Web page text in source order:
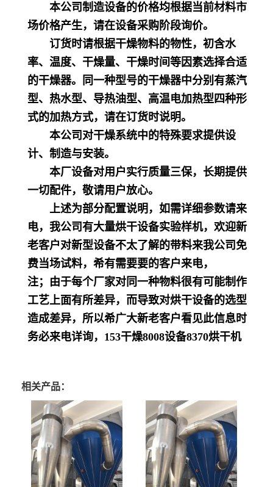
本公司制造设备的价格均根据当前材料市
场价格产生，请在设备采购阶段询价。
订货时请根据干燥物料的物性，初含水
率、温度、干燥量、干燥时间等因素选择合适
的干燥器。同一种型号的干燥器中分别有蒸汽
型、热水型、导热油型、高温电加热型四种形
式的加热方式，请在订货时说明。
本公司对干燥系统中的特殊要求提供设
计、制造与安装。
本厂设备对用户实行质量三保，长期提供
一切配件，敬请用户放心。
上述为部分配置说明，如需详细参数请来
电，我公司有大量烘干设备实验样机，欢迎新
老客户对新型设备不太了解的带料来我公司免
费当场试料，希有需要要的客户来电，
注；由于每个厂家对同一种物料很有可能制作
工艺上面有所差异，而导致对烘干设备的选型
造成差异，所以希广大新老客户看见此信息时
务必来电详询， 153干燥8008设备8370烘干机
相关产品：